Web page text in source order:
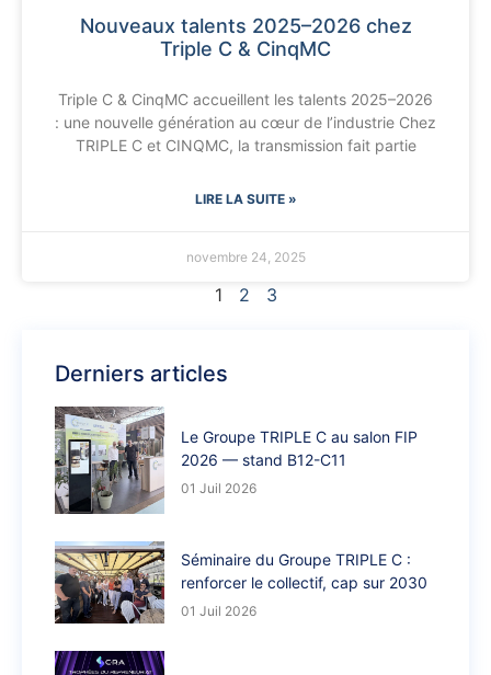
Nouveaux talents 2025–2026 chez
Triple C & CinqMC
Triple C & CinqMC accueillent les talents 2025–2026
: une nouvelle génération au cœur de l’industrie Chez
TRIPLE C et CINQMC, la transmission fait partie
LIRE LA SUITE »
novembre 24, 2025
1 2 3
Derniers articles
Le Groupe TRIPLE C au salon FIP
2026 — stand B12-C11
01 Juil 2026
Séminaire du Groupe TRIPLE C :
renforcer le collectif, cap sur 2030
01 Juil 2026